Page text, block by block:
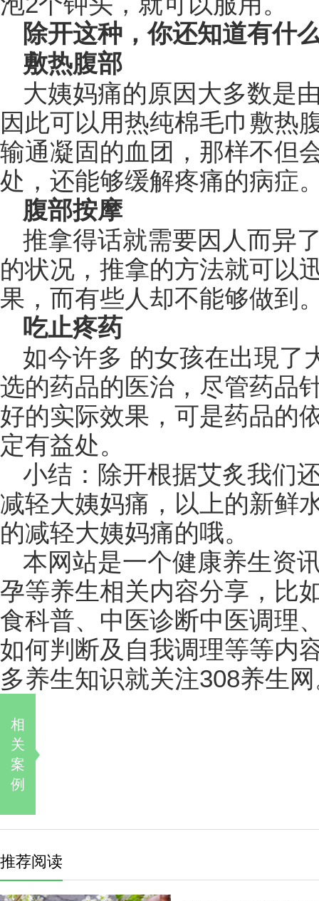
除开这种，你还知道有什
敷热腹部
大姨妈痛的原因大多数是
因此可以用热纯棉毛巾敷热
输通凝固的血团，那样不但
处，还能够缓解疼痛的病症
腹部按摩
推拿得话就需要因人而异
的状况，推拿的方法就可以
果，而有些人却不能够做到
吃止疼药
如今许多 的女孩在出現了
选的药品的医治，尽管药品
好的实际效果，可是药品的
定有益处。
小结：除开根据艾炙我们
减轻大姨妈痛，以上的新鲜
的减轻大姨妈痛的哦。
本网站是一个健康养生资
孕等养生相关内容分享，比
食科普、中医诊断中医调理
如何判断及自我调理等等内
多养生知识就关注308养生
相
关
案
例
推荐阅读